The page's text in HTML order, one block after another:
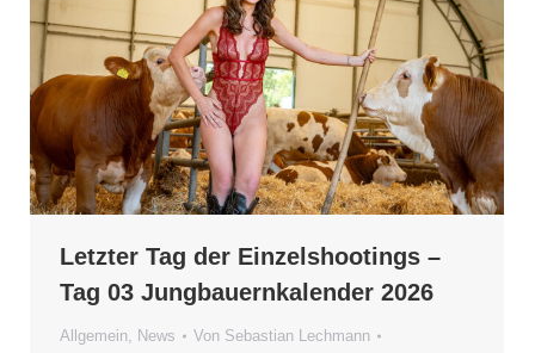
Letzter Tag der Einzelshootings –
Tag 03 Jungbauernkalender 2026
Allgemein, News Von Sebastian Lechmann